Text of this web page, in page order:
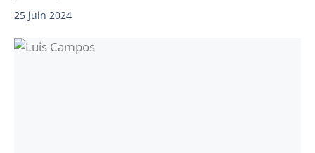
25 juin 2024